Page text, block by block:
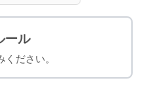
ール
ださい。